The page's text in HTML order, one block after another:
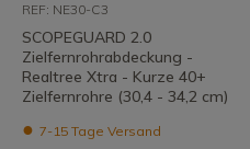
REF: NE30-C3
SCOPEGUARD 2.0
Zielfernrohrabdeckung -
Realtree Xtra - Kurze 40+
Zielfernrohre (30,4 - 34,2 cm)
7-15 Tage Versand